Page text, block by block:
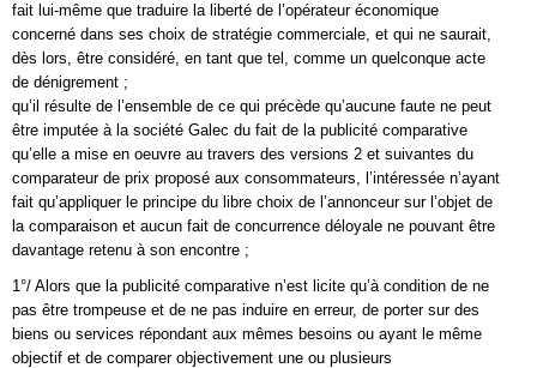
fait lui-même que traduire la liberté de l’opérateur économique
concerné dans ses choix de stratégie commerciale, et qui ne saurait,
dès lors, être considéré, en tant que tel, comme un quelconque acte
de dénigrement ;
qu’il résulte de l’ensemble de ce qui précède qu’aucune faute ne peut
être imputée à la société Galec du fait de la publicité comparative
qu’elle a mise en oeuvre au travers des versions 2 et suivantes du
comparateur de prix proposé aux consommateurs, l’intéressée n’ayant
fait qu’appliquer le principe du libre choix de l’annonceur sur l’objet de
la comparaison et aucun fait de concurrence déloyale ne pouvant être
davantage retenu à son encontre ;
1°/ Alors que la publicité comparative n’est licite qu’à condition de ne
pas être trompeuse et de ne pas induire en erreur, de porter sur des
biens ou services répondant aux mêmes besoins ou ayant le même
objectif et de comparer objectivement une ou plusieurs